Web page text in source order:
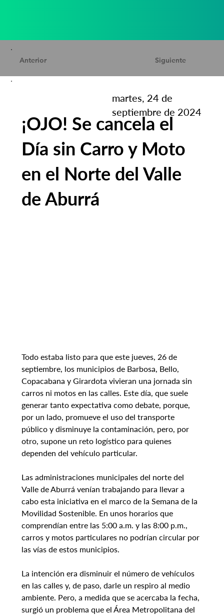
Siguiente
Anterior
martes, 24 de
septiembre de 2024
¡OJO! Se cancela el
Día sin Carro y Moto
en el Norte del Valle
de Aburrá
Todo estaba listo para que este jueves, 26 de
septiembre, los municipios de Barbosa, Bello,
Copacabana y Girardota vivieran una jornada sin
carros ni motos en las calles. Este día, que suele
generar tanto expectativa como debate, porque,
por un lado, promueve el uso del transporte
público y disminuye la contaminación, pero, por
otro, supone un reto logístico para quienes
dependen del vehículo particular.
Las administraciones municipales del norte del
Valle de Aburrá venían trabajando para llevar a
cabo esta iniciativa en el marco de la Semana de la
Movilidad Sostenible. En unos horarios que
comprendían entre las 5:00 a.m. y las 8:00 p.m.,
carros y motos particulares no podrían circular por
las vías de estos municipios.
La intención era disminuir el número de vehículos
en las calles y, de paso, darle un respiro al medio
ambiente. Pero, a medida que se acercaba la fecha,
surgió un problema que el Área Metropolitana del